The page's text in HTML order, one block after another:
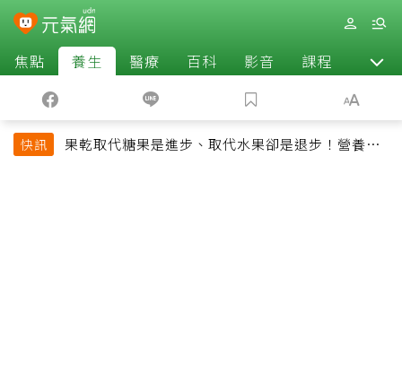
焦點 養生 醫療 百科 影音 課程 退休
快訊
果乾取代糖果是進步、取代水果卻是退步！營養師